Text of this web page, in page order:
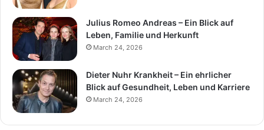
Julius Romeo Andreas – Ein Blick auf
Leben, Familie und Herkunft
March 24, 2026
Dieter Nuhr Krankheit – Ein ehrlicher
Blick auf Gesundheit, Leben und Karriere
March 24, 2026